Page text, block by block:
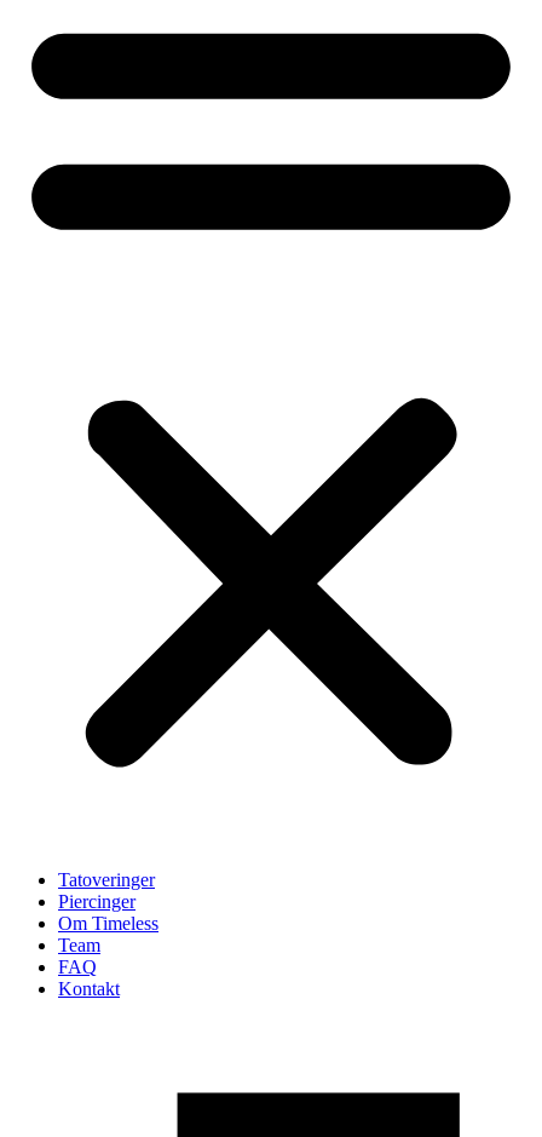
Tatoveringer
Piercinger
Om Timeless
Team
FAQ
Kontakt